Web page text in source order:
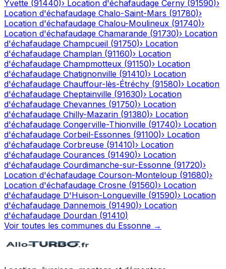
Yvette (91440)› Location d'échafaudage Cerny (91590)›
Location d'échafaudage Chalo-Saint-Mars (91780)›
Location d'échafaudage Chalou-Moulineux (91740)›
Location d'échafaudage Chamarande (91730)› Location
d'échafaudage Champcueil (91750)› Location
d'échafaudage Champlan (91160)› Location
d'échafaudage Champmotteux (91150)› Location
d'échafaudage Chatignonville (91410)› Location
d'échafaudage Chauffour-lès-Étréchy (91580)› Location
d'échafaudage Cheptainville (91630)› Location
d'échafaudage Chevannes (91750)› Location
d'échafaudage Chilly-Mazarin (91380)› Location
d'échafaudage Congerville-Thionville (91740)› Location
d'échafaudage Corbeil-Essonnes (91100)› Location
d'échafaudage Corbreuse (91410)› Location
d'échafaudage Courances (91490)› Location
d'échafaudage Courdimanche-sur-Essonne (91720)›
Location d'échafaudage Courson-Monteloup (91680)›
Location d'échafaudage Crosne (91560)› Location
d'échafaudage D'Huison-Longueville (91590)› Location
d'échafaudage Dannemois (91490)› Location
d'échafaudage Dourdan (91410)
Voir toutes les communes du Essonne →